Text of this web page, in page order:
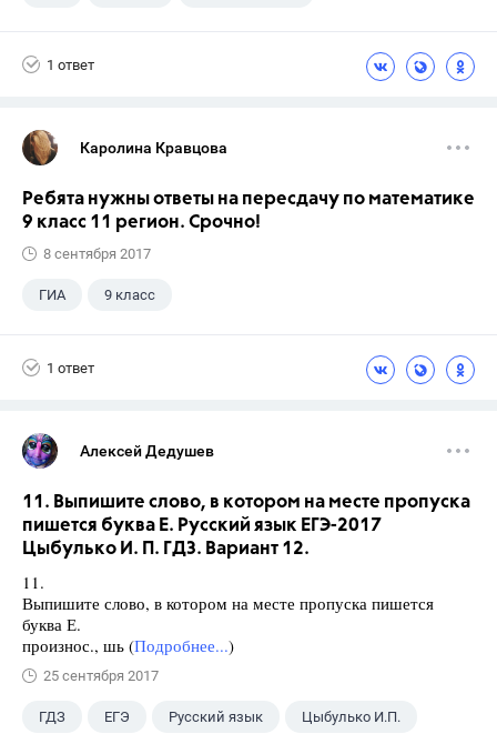
1 ответ
Каролина Кравцова
Ребята нужны ответы на пересдачу по математике
9 класс 11 регион. Срочно!
8 сентября 2017
ГИА 9 класс
1 ответ
Алексей Дедушев
11. Выпишите слово, в котором на месте пропуска
пишется буква Е. Русский язык ЕГЭ-2017
Цыбулько И. П. ГДЗ. Вариант 12.
11.
Выпишите слово, в котором на месте пропуска пишется
буква Е.
произнос., шь (Подробнее...)
25 сентября 2017
ГДЗ ЕГЭ Русский язык Цыбулько И.П.